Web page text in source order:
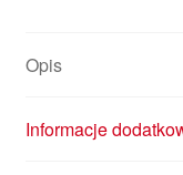
Opis
Informacje